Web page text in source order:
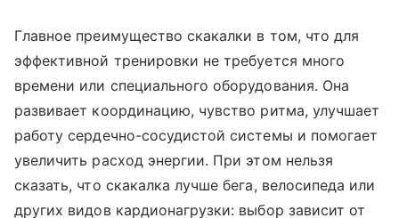
Главное преимущество скакалки в том, что для
эффективной тренировки не требуется много
времени или специального оборудования. Она
развивает координацию, чувство ритма, улучшает
работу сердечно-сосудистой системы и помогает
увеличить расход энергии. При этом нельзя
сказать, что скакалка лучше бега, велосипеда или
других видов кардионагрузки: выбор зависит от